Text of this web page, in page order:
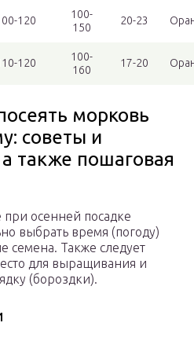
120
100-
150
20-23
120
100-
160
17-20
морковь
советы и
также пошаговая
осенней посадке
выбрать время (погоду)
семена. Также следует
для выращивания и
(бороздки).